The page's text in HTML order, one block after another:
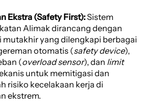
Ekstra (Safety First):Sistem
Alimak dirancang dengan
yang dilengkapi berbagai
otomatis (safety device),
(overload sensor), dan limit
untuk memitigasi dan
risiko kecelakaan kerja di
ekstrem.